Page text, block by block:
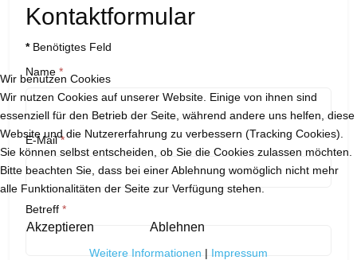
Kontaktformular
*Benötigtes Feld
Name *
E-Mail*
Betreff *
Wir benutzen Cookies
Wir nutzen Cookies auf unserer Website. Einige von ihnen sind
essenziell für den Betrieb der Seite, während andere uns helfen, diese
Website und die Nutzererfahrung zu verbessern (Tracking Cookies).
Sie können selbst entscheiden, ob Sie die Cookies zulassen möchten.
Bitte beachten Sie, dass bei einer Ablehnung womöglich nicht mehr
alle Funktionalitäten der Seite zur Verfügung stehen.
Akzeptieren Ablehnen
Weitere Informationen | Impressum